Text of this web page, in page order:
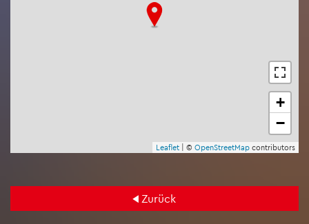
+
−
Leaf­let | © Open­Street­Map con­tri­bu­tors
Zu­rück